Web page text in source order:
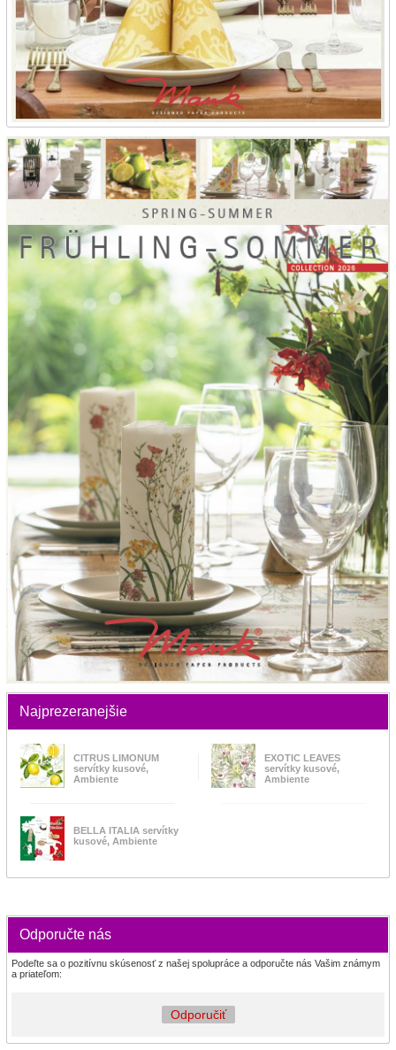
Najprezeranejšie
CITRUS LIMONUM
servítky kusové,
Ambiente
EXOTIC LEAVES
servítky kusové,
Ambiente
BELLA ITALIA servítky
kusové, Ambiente
Odporučte nás
Podeľte sa o pozitívnu skúsenosť z našej spolupráce a odporučte nás Vašim známym
a priateľom:
Odporučiť